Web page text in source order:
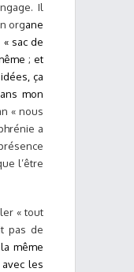
Il
organe
sac de
; et
ça
mon
« nous
a
l’être
« tout
pas de
même
les